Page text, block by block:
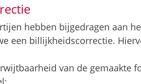
hebben bijgedragen aan
een billijkheidscorrectie.
van de gemaakte